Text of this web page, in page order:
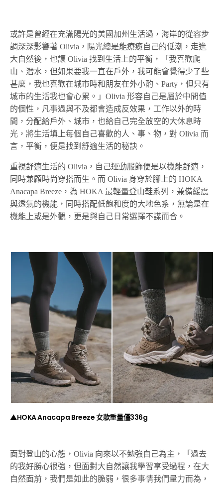
或許是曾經在充滿陽光的美國加州生活過，海岸的從容步
調深深影響著 Olivia，陽光總是能療癒自己的低潮，走進
大自然後，也讓 Olivia 找到生活上的平衡，「我喜歡爬
山、潛水，但如果要我一直在戶外，我可能會覺得少了些
甚麼，我也喜歡在城市時和朋友在外小酌、Party，但只有
城市的生活我也會心累。」Olivia 形容自己是屬於中間值
的個性，凡事過與不及都會造成反效果，工作以外的時
間，分配給戶外、城市，也給自己完全放空的大休息時
光，將生活填上每個自己喜歡的人、事、物，對 Olivia 而
言，平衡，便是找到舒適生活的秘訣。
重視舒適生活的 Olivia，自己運動服飾便是以機能舒適，
同時兼顧時尚穿搭而生。而 Olivia 身穿於腳上的 HOKA
Anacapa Breeze，為 HOKA 最輕量登山鞋系列，兼備緩震
與透氣的機能，同時搭配低飽和度的大地色系，無論是在
機能上或是外觀，更是與自己日常選擇不謀而合。
▲HOKA Anacapa Breeze 女款重量僅336g
面對登山的心態，Olivia 向來以不勉強自己為主，「過去
的我好勝心很強，但面對大自然讓我學習享受過程，在大
自然面前，我們是如此的脆弱，很多事情我們量力而為，